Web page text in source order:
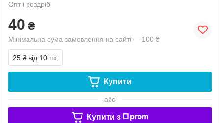
Опт і роздріб
40 ₴
Мінімальна сума замовлення на сайті — 100 ₴
25 ₴ від 10 шт.
Купити
або
Купити з